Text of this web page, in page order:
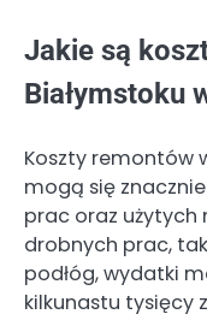
Jakie są
Białymstoku
Koszty remontów
mogą się
prac oraz użytych
drobnych prac,
podłóg, wydatki
kilkunastu tysięcy